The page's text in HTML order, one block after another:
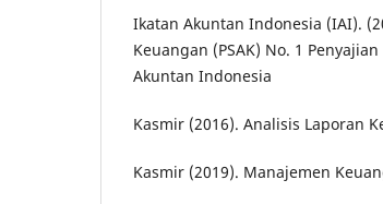
Ikatan Akuntan Indonesia (IAI).
Keuangan (PSAK) No. 1
Akuntan Indonesia
Kasmir (2016). Analisis Laporan
Kasmir (2019). Manajemen